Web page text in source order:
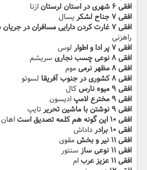
افقی ۶ شهری در استان‬‫ لرستان‬‫
ازنا
افقی ۷ جناح لشکر
یسال
افقی ۷ غارت کردن‬‫ دارایی مسافران در جریان سفر با ‬‫زور و تهدید
راهزنی
افقی ۷ پر ادا و اطوار‬‫
لوس
افقی ۸ نوعی چسب نجاری
سریشم
افقی ۸ مظهر‬‫ نرمی
موم
افقی ۸ کشوری در جنوب آفریقا‬‫
لسوتو
افقی ۹ میوه نارس
کال
افقی ۹ مخترع لامپ
ادیسون
افقی ۹ ‬‫نوشتن با ماشین تحریر‬‫
تایپ
افقی ۱۰ این گونه هم کلمه تصدیق‬‫ ‬‫است
اهان
افقی ۱۰ برادر‬‫
داداش
افقی ۱۱ نیر و بخش
مقوی
افقی ۱۱ نوعی ساز
سنتور
افقی ۱۱ عزیز عرب‬‫
ام